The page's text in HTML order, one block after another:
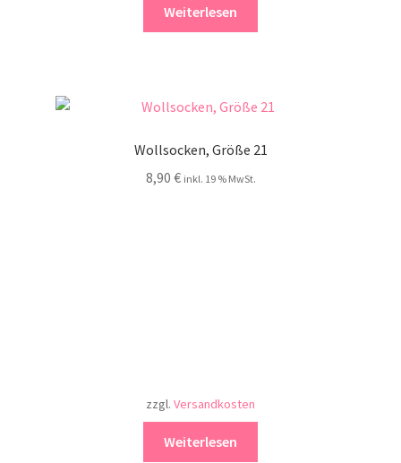
Weiterlesen
Wollsocken, Größe 21
8,90 € inkl. 19 % MwSt.
zzgl. Versandkosten
Weiterlesen